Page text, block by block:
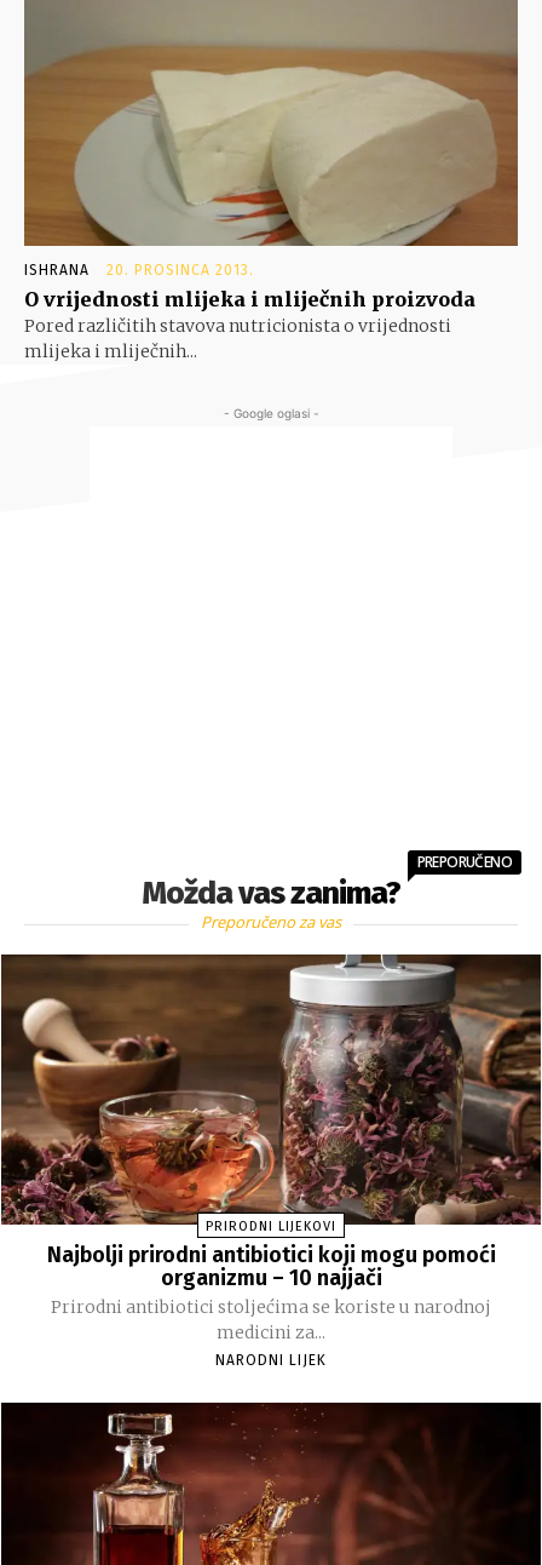
ISHRANA 20. PROSINCA 2013.
O vrijednosti mlijeka i mliječnih proizvoda
Pored različitih stavova nutricionista o vrijednosti
mlijeka i mliječnih...
- Google oglasi -
Možda vas zanima?
PREPORUČENO
Preporučeno za vas
PRIRODNI LIJEKOVI
Najbolji prirodni antibiotici koji mogu pomoći
organizmu – 10 najjači
Prirodni antibiotici stoljećima se koriste u narodnoj
medicini za...
NARODNI LIJEK